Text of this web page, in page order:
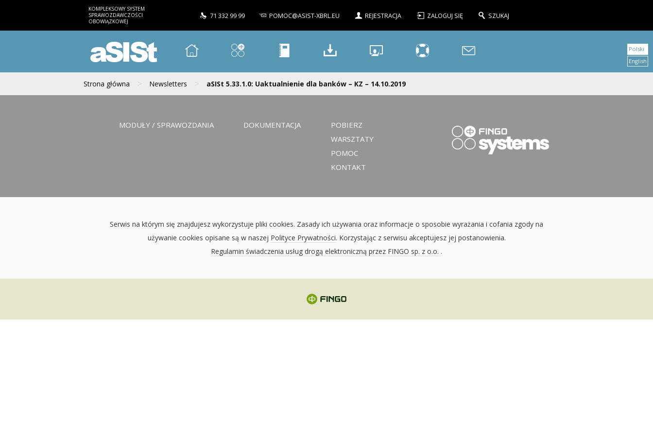
KOMPLEKSOWY SYSTEM
SPRAWOZDAWCZOŚCI
OBOWIĄZKOWEJ
71 332 99 99 POMOC@ASIST-XBRL.EU REJESTRACJA ZALOGUJ SIĘ SZUKAJ
aSISt
Strona główna > Newsletters > aSISt 5.33.1.0: Uaktualnienie dla banków – KZ – 14.10.2019
Polski
English
MODUŁY / SPRAWOZDANIA DOKUMENTACJA
POBIERZ
WARSZTATY
POMOC
KONTAKT
Serwis na którym się znajdujesz wykorzystuje pliki cookies. Zasady ich używania oraz informacje o sposobie wyrażania i cofania zgody na
używanie cookies opisane są w naszej Polityce Prywatności. Korzystając z serwisu akceptujesz jej postanowienia.
Regulamin świadczenia usług drogą elektroniczną przez FINGO sp. z o.o. .